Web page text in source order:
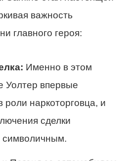
важность
главного героя:
Именно в этом
Уолтер впервые
роли наркоторговца, и
сделки
символичным.